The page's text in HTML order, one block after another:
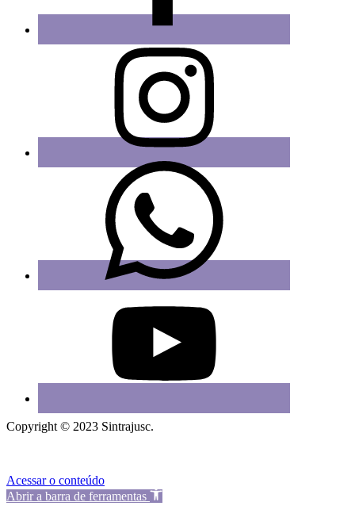
Copyright © 2023 Sintrajusc.
Acessar o conteúdo
Abrir a barra de ferramentas